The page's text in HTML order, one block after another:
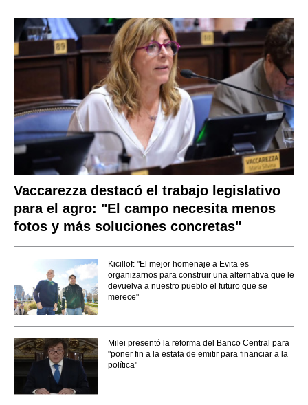
Vaccarezza destacó el trabajo legislativo
para el agro: "El campo necesita menos
fotos y más soluciones concretas"
Kicillof: "El mejor homenaje a Evita es
organizarnos para construir una alternativa que le
devuelva a nuestro pueblo el futuro que se
merece"
Milei presentó la reforma del Banco Central para
"poner fin a la estafa de emitir para financiar a la
política"